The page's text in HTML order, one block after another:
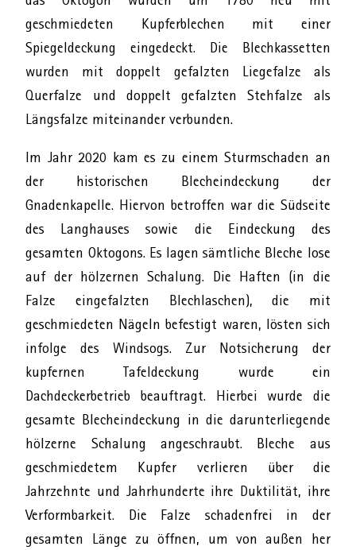
geschmiedeten Kupferblechen mit einer
Spiegeldeckung eingedeckt. Die Blechkassetten
wurden mit doppelt gefalzten Liegefalze als
Querfalze und doppelt gefalzten Stehfalze als
Längsfalze miteinander verbunden.
Im Jahr 2020 kam es zu einem Sturmschaden an
der historischen Blecheindeckung der
Gnadenkapelle. Hiervon betroffen war die Südseite
des Langhauses sowie die Eindeckung des
gesamten Oktogons. Es lagen sämtliche Bleche lose
auf der hölzernen Schalung. Die Haften (in die
Falze eingefalzten Blechlaschen), die mit
geschmiedeten Nägeln befestigt waren, lösten sich
infolge des Windsogs. Zur Notsicherung der
kupfernen Tafeldeckung wurde ein
Dachdeckerbetrieb beauftragt. Hierbei wurde die
gesamte Blecheindeckung in die darunterliegende
hölzerne Schalung angeschraubt. Bleche aus
geschmiedetem Kupfer verlieren über die
Jahrzehnte und Jahrhunderte ihre Duktilität, ihre
Verformbarkeit. Die Falze schadenfrei in der
gesamten Länge zu öffnen, um von außen her